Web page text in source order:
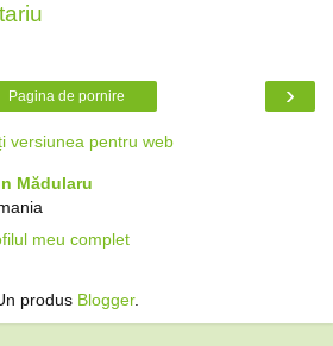
›
Pagina de pornire
versiunea pentru web
Mădularu
meu complet
produs Blogger.